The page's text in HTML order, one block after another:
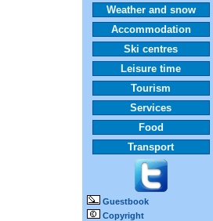
Weather and snow
Accommodation
Ski centres
Leisure time
Tourism
Services
Food
Transport
Guestbook
Copyright